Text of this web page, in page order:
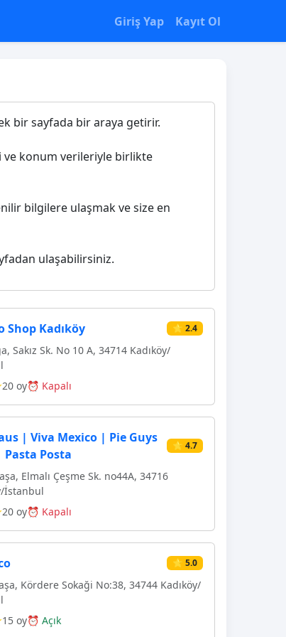
Giriş Yap Kayıt Ol
bir sayfada bir araya getirir.
ve konum verileriyle birlikte
bilgilere ulaşmak ve size en
ulaşabilirsiniz.
Shop Kadıköy ⭐ 2.4
Sakız Sk. No 10 A, 34714 Kadıköy/
oy⏰ Kapalı
| Viva Mexico | Pie Guys
Pasta Posta
⭐ 4.7
Elmalı Çeşme Sk. no44A, 34716
İstanbul
oy⏰ Kapalı
⭐ 5.0
Kördere Sokaği No:38, 34744 Kadıköy/
oy⏰ Açık